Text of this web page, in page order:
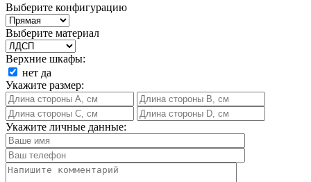
Выберите конфигурацию
Выберите материал
Верхние шкафы:
нет да
Укажите размер:
Укажите личные данные: